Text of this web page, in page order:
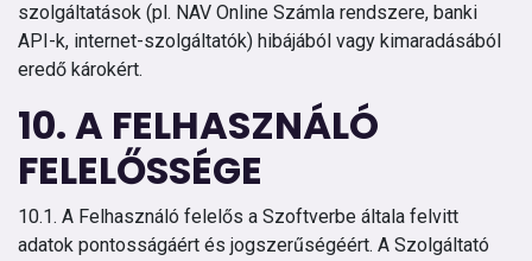
szolgáltatások (pl. NAV Online Számla rendszere, banki
API-k, internet-szolgáltatók) hibájából vagy kimaradásából
eredő károkért.
10. A FELHASZNÁLÓ
FELELŐSSÉGE
10.1. A Felhasználó felelős a Szoftverbe általa felvitt
adatok pontosságáért és jogszerűségéért. A Szolgáltató